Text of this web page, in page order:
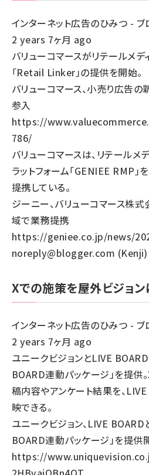
インターネット広告のひみつ - ブ
2 years 7ヶ月 ago
バリューコマースがリテールメデ
「Retail Linker」の提供を開始。
バリューコマース、小売り広告の
参入
https://
786/
バリューコマースは、リテール
ラットフォーム「GENIEE RMP
提携している。
ジーニー、バリューコマース株
域で業務提携
https://geniee.co.jp/news/
noreply@blogger.com (Kenji)
Xでの施策を屋外ビジョ
インターネット広告のひみつ - ブ
2 years 7ヶ月 ago
ユニークビジョンとLIVE
BOARD連動パッケージ」を提供
稿内容やアンケート結果を、
映できる。
ユニークビジョン、LIVE
BOARD連動パッケージ」を提供
https://